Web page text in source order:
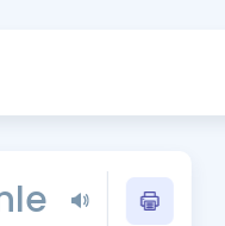
Tüm ÖSYM
YDS - YÖKDİL